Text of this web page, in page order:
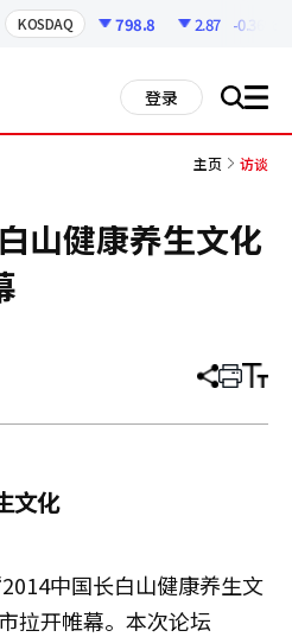
KOSDAQ 798.8 2.87 -0.36%
登录 搜 all
主页 访谈
山健康养生文化
分
章
打 调
小
文化
中国长白山健康养生文
拉开帷幕。本次论坛